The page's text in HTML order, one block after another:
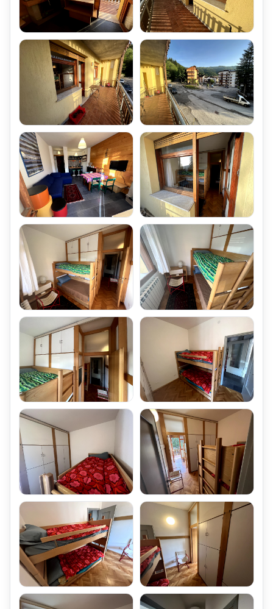
Il Conteggio dei consumi,
viene elaborato dall'Amministratore di condominio,
e Viene quantificato il consumo,
leggendo il valore inziale e finale della valvola Conta-scatti.
La Produzione di Acqua Calda Sanitaria viene garantita,
tramite Un Boiler Elettrico della Capacità di 100 Litri,
installato all'interno dell'Appartamento.
Area di Parcheggio dell'Appartamento Bilocale Le-Motte
L'Appartamento Affitto Bilocale Abetone Le-Motte Sei Posti
Letto,
è dotato di Posto Auto Esterno Assegnato,
ubicato all'interno di un ampia area di parcheggio, realizzata di
fianco al Condominio,
con posti Auto segnati a Spina di Pesce sull'Asfalto.
Al Piano Terra l'Appartamento Bilocale è dotato di un Garage,
accessibile dalla rampa laterale al Condominio,
con basculante automatico con telecomando.
Il garage è chiuso con rotolante motorizzato con telecomando e
comando a chiave.
Oltremodo, di fronte al Condominio,
si trova un Ampio Parcheggio Comunale,
sempre spalato e pulito dal Comune di Abetone,
all'interno del Quale si può trovare comodamente un ulteriore
Posto Auto.